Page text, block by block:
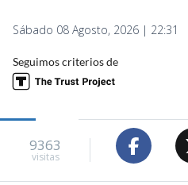
Sábado 08 Agosto, 2026 | 22:31
Seguimos criterios de
9363
visitas